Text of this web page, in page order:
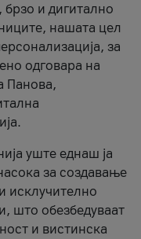
и дигитално
нашата цел
за
одговара на
Панова,
уште еднаш ја
за создавање
исклучително
што обезбедуваат
и вистинска